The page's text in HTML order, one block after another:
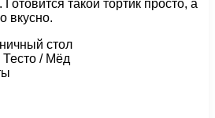
такой тортик просто, а
вкусно.
стол
/ Мёд